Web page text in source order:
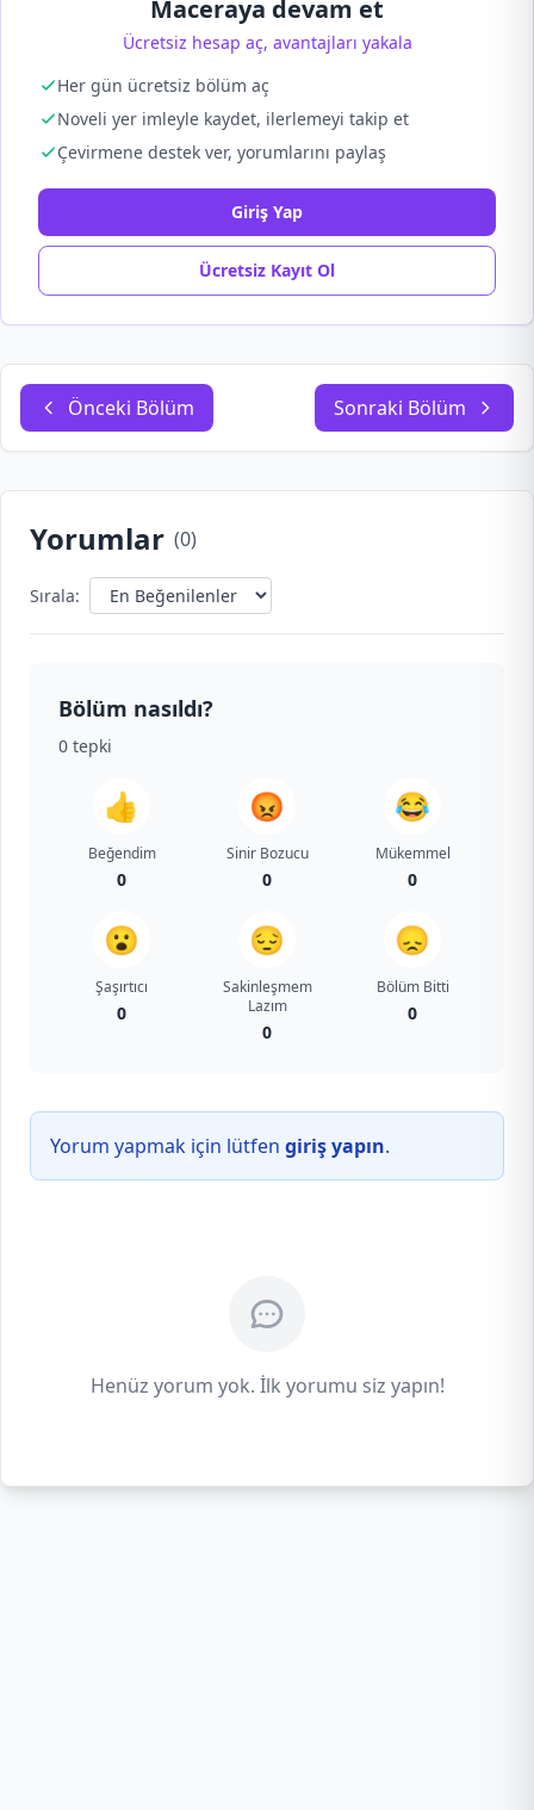
Maceraya devam et
Ücretsiz hesap aç, avantajları yakala
Her gün ücretsiz bölüm aç
Noveli yer imleyle kaydet, ilerlemeyi takip et
Çevirmene destek ver, yorumlarını paylaş
Giriş Yap
Ücretsiz Kayıt Ol
Önceki Bölüm Sonraki Bölüm
Yorumlar (0)
Sırala:
Bölüm nasıldı?
0 tepki
👍
Beğendim
0
😡
Sinir Bozucu
0
😂
Mükemmel
0
😮
Şaşırtıcı
0
😔
Sakinleşmem
Lazım
0
😞
Bölüm Bitti
0
Yorum yapmak için lütfen giriş yapın.
Henüz yorum yok. İlk yorumu siz yapın!